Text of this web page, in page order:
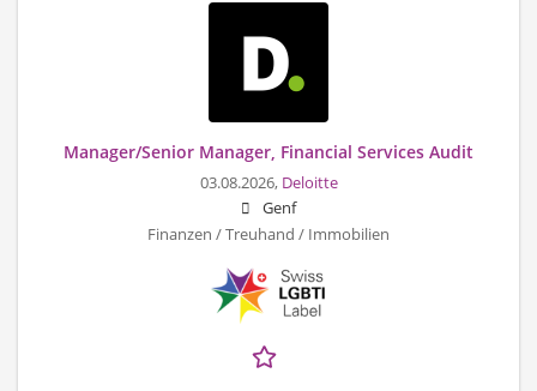
Manager/Senior Manager, Financial Services Audit
03.08.2026, Deloitte
Genf
Finanzen / Treuhand / Immobilien